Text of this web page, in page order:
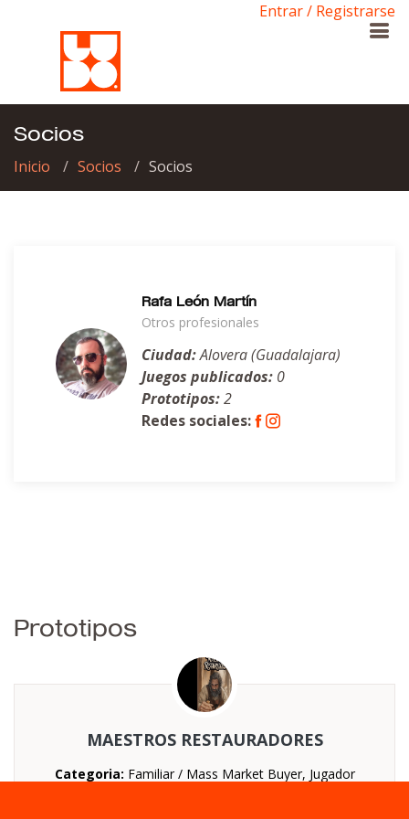
Entrar / Registrarse
Socios
Inicio Socios Socios
Rafa León Martín
Otros profesionales
Ciudad:Alovera (Guadalajara)
Juegos publicados: 0
Prototipos:2
Redes sociales:
Prototipos
MAESTROS RESTAURADORES
Categoria: Familiar / Mass Market Buyer, Jugador